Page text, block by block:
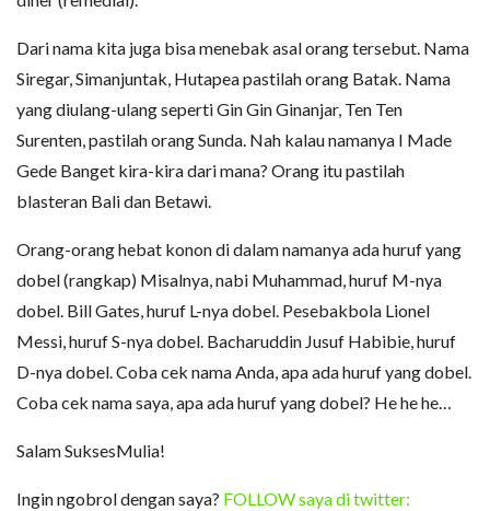
Dari nama kita juga bisa menebak asal orang tersebut. Nama
Siregar, Simanjuntak, Hutapea pastilah orang Batak. Nama
yang diulang-ulang seperti Gin Gin Ginanjar, Ten Ten
Surenten, pastilah orang Sunda. Nah kalau namanya I Made
Gede Banget kira-kira dari mana? Orang itu pastilah
blasteran Bali dan Betawi.
Orang-orang hebat konon di dalam namanya ada huruf yang
dobel (rangkap) Misalnya, nabi Muhammad, huruf M-nya
dobel. Bill Gates, huruf L-nya dobel. Pesebakbola Lionel
Messi, huruf S-nya dobel. Bacharuddin Jusuf Habibie, huruf
D-nya dobel. Coba cek nama Anda, apa ada huruf yang dobel.
Coba cek nama saya, apa ada huruf yang dobel? He he he…
Salam SuksesMulia!
Ingin ngobrol dengan saya? FOLLOW saya di twitter: